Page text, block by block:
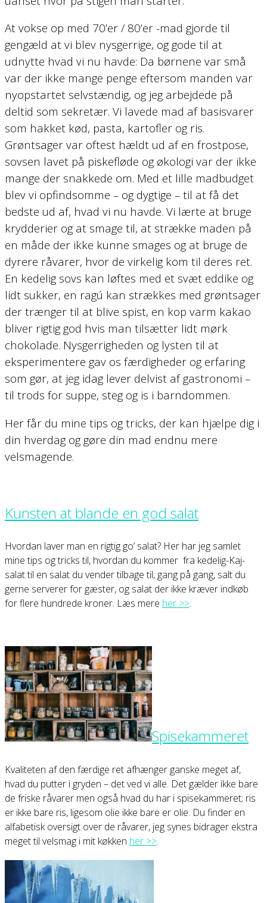
At vokse op med 70’er / 80’er -mad gjorde til
gengæld at vi blev nysgerrige, og gode til at
udnytte hvad vi nu havde: Da børnene var små
var der ikke mange penge eftersom manden var
nyopstartet selvstændig, og jeg arbejdede på
deltid som sekretær. Vi lavede mad af basisvarer
som hakket kød, pasta, kartofler og ris.
Grøntsager var oftest hældt ud af en frostpose,
sovsen lavet på piskefløde og økologi var der ikke
mange der snakkede om. Med et lille madbudget
blev vi opfindsomme – og dygtige – til at få det
bedste ud af, hvad vi nu havde. Vi lærte at bruge
krydderier og at smage til, at strække maden på
en måde der ikke kunne smages og at bruge de
dyrere råvarer, hvor de virkelig kom til deres ret.
En kedelig sovs kan løftes med et svæt eddike og
lidt sukker, en ragú kan strækkes med grøntsager
der trænger til at blive spist, en kop varm kakao
bliver rigtig god hvis man tilsætter lidt mørk
chokolade. Nysgerrigheden og lysten til at
eksperimentere gav os færdigheder og erfaring
som gør, at jeg idag lever delvist af gastronomi –
til trods for suppe, steg og is i barndommen.
Her får du mine tips og tricks, der kan hjælpe dig i
din hverdag og gøre din mad endnu mere
velsmagende.
Kunsten at blande en god salat
Hvordan laver man en rigtig go’ salat? Her har jeg samlet
mine tips og tricks til, hvordan du kommer fra kedelig-Kaj-
salat til en salat du vender tilbage til, gang på gang, salt du
gerne serverer for gæster, og salat der ikke kræver indkøb
for flere hundrede kroner. Læs mere her >>.
Spisekammeret
Kvaliteten af den færdige ret afhænger ganske meget af,
hvad du putter i gryden – det ved vi alle. Det gælder ikke bare
de friske råvarer men også hvad du har i spisekammeret; ris
er ikke bare ris, ligesom olie ikke bare er olie. Du finder en
alfabetisk oversigt over de råvarer, jeg synes bidrager ekstra
meget til velsmag i mit køkken her >>.